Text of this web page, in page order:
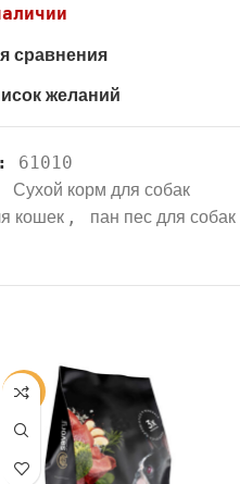
сравнения
желаний
61010
Сухой корм для собак
кошек , пан пес для собак
-38%